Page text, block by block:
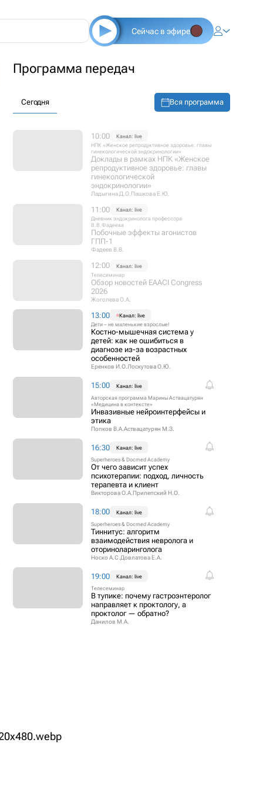
Сейчас в эфире
Программа передач
Сегодня Вся программа
10:00
Канал: live
НПК «Женское репродуктивное здоровье: главы
гинекологической эндокринологии»
Доклады в рамках НПК «Женское
репродуктивное здоровье: главы
гинекологической
эндокринологии»
Ладыгина Д.О. Пашкова Е.Ю.
11:00
Канал: live
Дневник эндокринолога профессора
В.В.Фадеева
Побочные эффекты агонистов
ГПП-1
Фадеев В.В.
12:00
Канал: live
Телесеминар
Обзор новостей EAACI Congress
2026
Жоголева О.А.
13:00
Канал: live
Дети – не маленькие взрослые!
Костно-мышечная система у
детей: как не ошибиться в
диагнозе из-за возрастных
особенностей
Еренков И.О.Лоскутова О.Ю.
15:00
Канал: live
Авторская программа Марины Аствацатурян
«Медицина в контексте»
Инвазивные нейроинтерфейсы и
этика
Попков В.А.Аствацатурян М.З.
16:30
Канал: live
Superheroes & Docmed Academy
От чего зависит успех
психотерапии: подход, личность
терапевта и клиент
Викторова О.А.Прилепский Н.О.
18:00
Канал: live
Superheroes & Docmed Academy
Тиннитус: алгоритм
взаимодействия невролога и
оториноларинголога
Носко А.С. Довлатова Е.А.
19:00
Канал: live
Телесеминар
В тупике: почему гастроэнтеролог
направляет к проктологу, а
проктолог — обратно?
Данилов М.А.